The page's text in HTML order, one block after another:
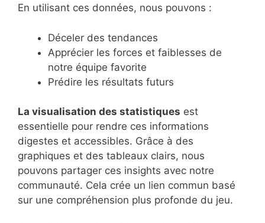
En utilisant ces données, nous pouvons :
Déceler des tendances
Apprécier les forces et faiblesses de
notre équipe favorite
Prédire les résultats futurs
La visualisation des statistiques est
essentielle pour rendre ces informations
digestes et accessibles. Grâce à des
graphiques et des tableaux clairs, nous
pouvons partager ces insights avec notre
communauté. Cela crée un lien commun basé
sur une compréhension plus profonde du jeu.